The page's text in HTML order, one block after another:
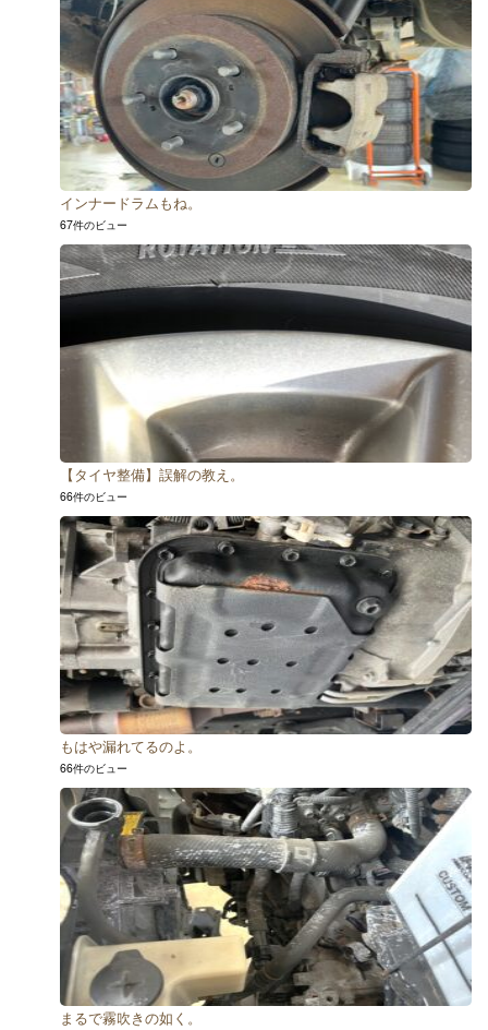
インナードラムもね。
67件のビュー
【タイヤ整備】誤解の教え。
66件のビュー
もはや漏れてるのよ。
66件のビュー
まるで霧吹きの如く。